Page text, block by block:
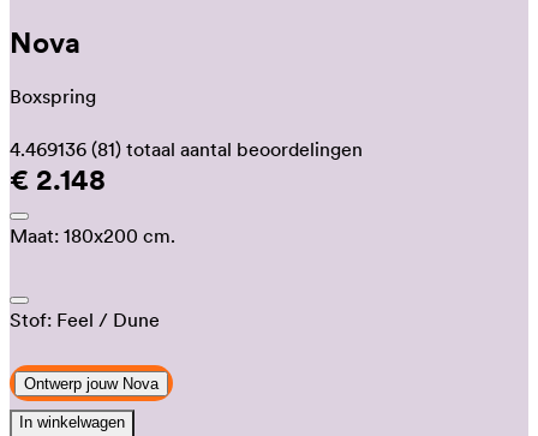
Nova
Boxspring
4.469136 (81) totaal aantal beoordelingen
€ 2.148
Maat: 180x200 cm.
Stof: Feel / Dune
Ontwerp jouw Nova
In winkelwagen